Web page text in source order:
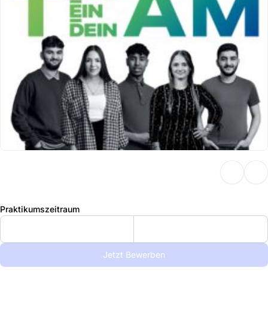
Praktikumszeitraum
Jetzt Bewerben